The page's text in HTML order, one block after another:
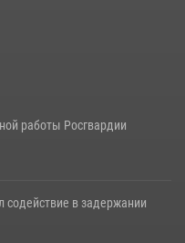
работы Росгвардии
содействие в задержании